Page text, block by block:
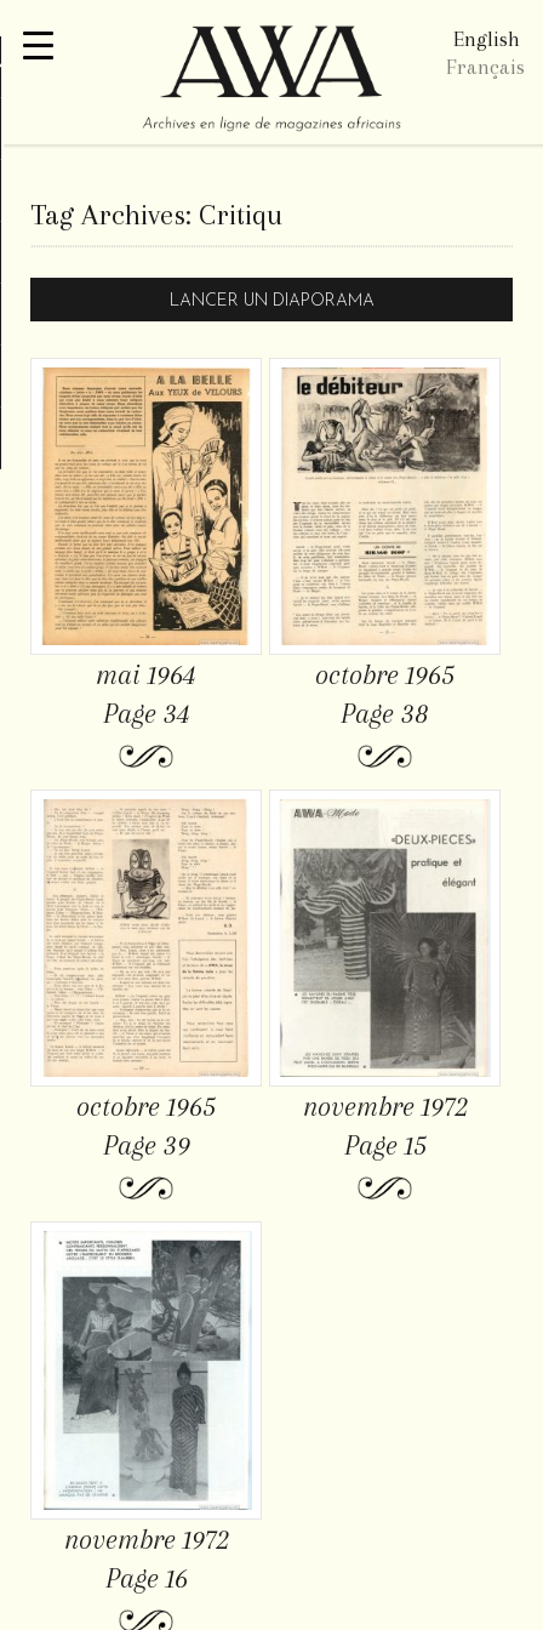
English
Français
Tag Archives: Critiqu
LANCER UN DIAPORAMA
mai 1964
Page 34
octobre 1965
Page 38
octobre 1965
Page 39
novembre 1972
Page 15
novembre 1972
Page 16